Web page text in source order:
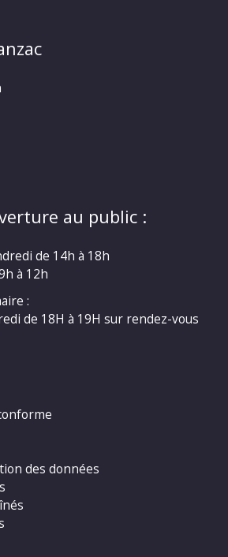
au public :
de 14h à 18h
à 12h
:
de 18H à 19H sur rendez-vous
des données